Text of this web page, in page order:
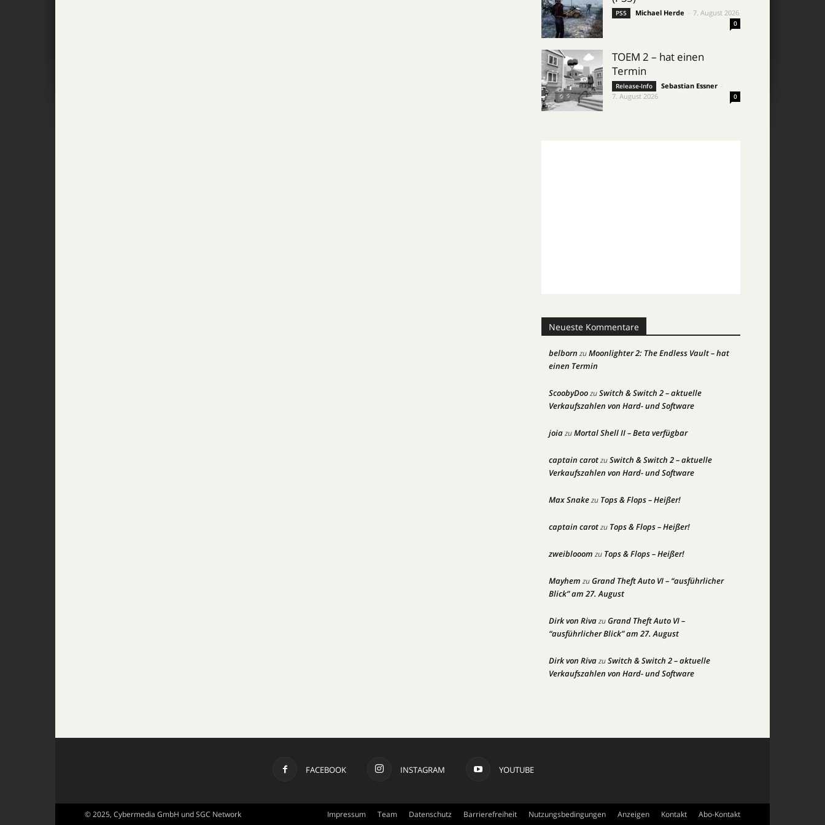
PS5 Michael Herde 7. August 2026
0
TOEM 2 – hat einen
Termin
Release-Info Sebastian Essner
7. August 2026
0
Neueste Kommentare
belborn zuMoonlighter 2: The Endless Vault – hat
einen Termin
ScoobyDoozuSwitch & Switch 2 – aktuelle
Verkaufszahlen von Hard- und Software
joiazuMortal Shell II – Beta verfügbar
captain carotzuSwitch & Switch 2 – aktuelle
Verkaufszahlen von Hard- und Software
Max Snakezu Tops & Flops – Heißer!
captain carotzu Tops & Flops – Heißer!
zweiblooom zu Tops & Flops – Heißer!
Mayhem zuGrand Theft Auto VI – “ausführlicher
Blick” am 27. August
Dirk von RivazuGrand Theft Auto VI –
“ausführlicher Blick” am 27. August
Dirk von RivazuSwitch & Switch 2 – aktuelle
Verkaufszahlen von Hard- und Software
FACEBOOK INSTAGRAM YOUTUBE
Impressum Team Datenschutz Barrierefreiheit Nutzungsbedingungen Anzeigen Kontakt Abo-Kontakt
© 2025, Cybermedia GmbH und SGC Network